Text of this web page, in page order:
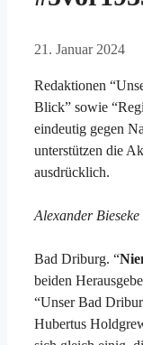
21. Januar 2024
Redaktionen
Blick” sowie
eindeutig gegen
unterstützen die
ausdrücklich.
Alexander Bieseke
Bad Driburg. “
beiden
“Unser Bad
Hubertus